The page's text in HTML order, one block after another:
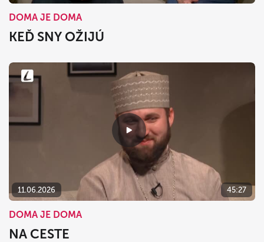
DOMA JE DOMA
KEĎ SNY OŽIJÚ
11.06.2026 45:27
DOMA JE DOMA
NA CESTE